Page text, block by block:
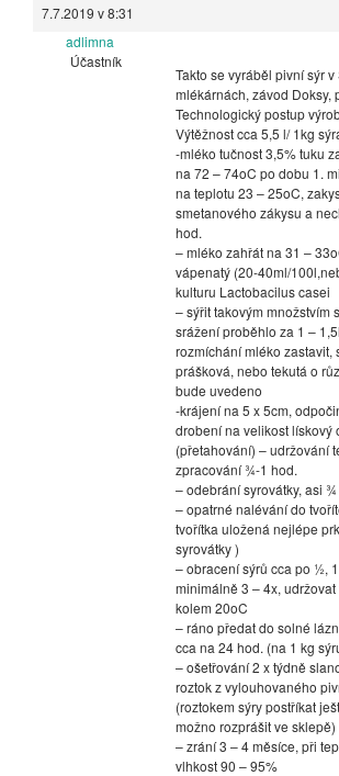
7.7.2019 v 8:31
adlimna
Účastník
Takto se vyráběl pivní sýr
mlékárnách, závod Doksy,
Technologický postup
Výtěžnost cca 5,5 l/ 1kg
-mléko tučnost 3,5% tuku
na 72 – 74oC po dobu 1.
na teplotu 23 – 25oC,
smetanového zákysu a
hod.
– mléko zahřát na 31 –
vápenatý (20-40ml/
kulturu Lactobacilus casei
– sýřit takovým množstvím
srážení proběhlo za 1 –
rozmíchání mléko zastavit,
prášková, nebo tekutá o
bude uvedeno
-krájení na 5 x 5cm,
drobení na velikost lískový
(přetahování) – udržování
zpracování ¾-1 hod.
– odebrání syrovátky, asi
– opatrné nalévání do
tvořítka uložená nejlépe
syrovátky )
– obracení sýrů cca po ½,
minimálně 3 – 4x,
kolem 20oC
– ráno předat do solné
cca na 24 hod. (na 1 kg
– ošetřování 2 x týdně
roztok z vylouhovaného
(roztokem sýry postříkat
možno rozprášit ve sklepě)
– zrání 3 – 4 měsíce, při
vlhkost 90 – 95%